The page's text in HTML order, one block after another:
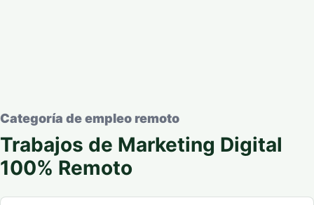
Categoría de empleo remoto
Trabajos de Marketing Digital
100% Remoto